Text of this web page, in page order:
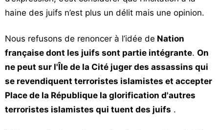
haine des juifs n’est plus un délit mais une opinion.
Nous refusons de renoncer à l’idée de Nation
française dont les juifs sont partie intégrante. On
ne peut sur l'Île de la Cité juger des assassins qui
se revendiquent terroristes islamistes et accepter
Place de la République la glorification d'autres
terroristes islamistes qui tuent des juifs .